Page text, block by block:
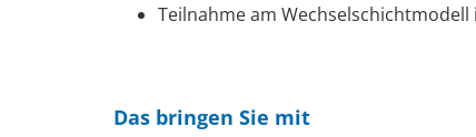
Teilnahme am
Das bringen Sie mit